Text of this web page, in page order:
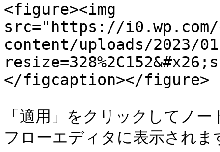
<figure><img
src="https://
content/uploads/2023/
</figcaption></figure>
「適用」をクリックしてノ
フローエディタに表示されま